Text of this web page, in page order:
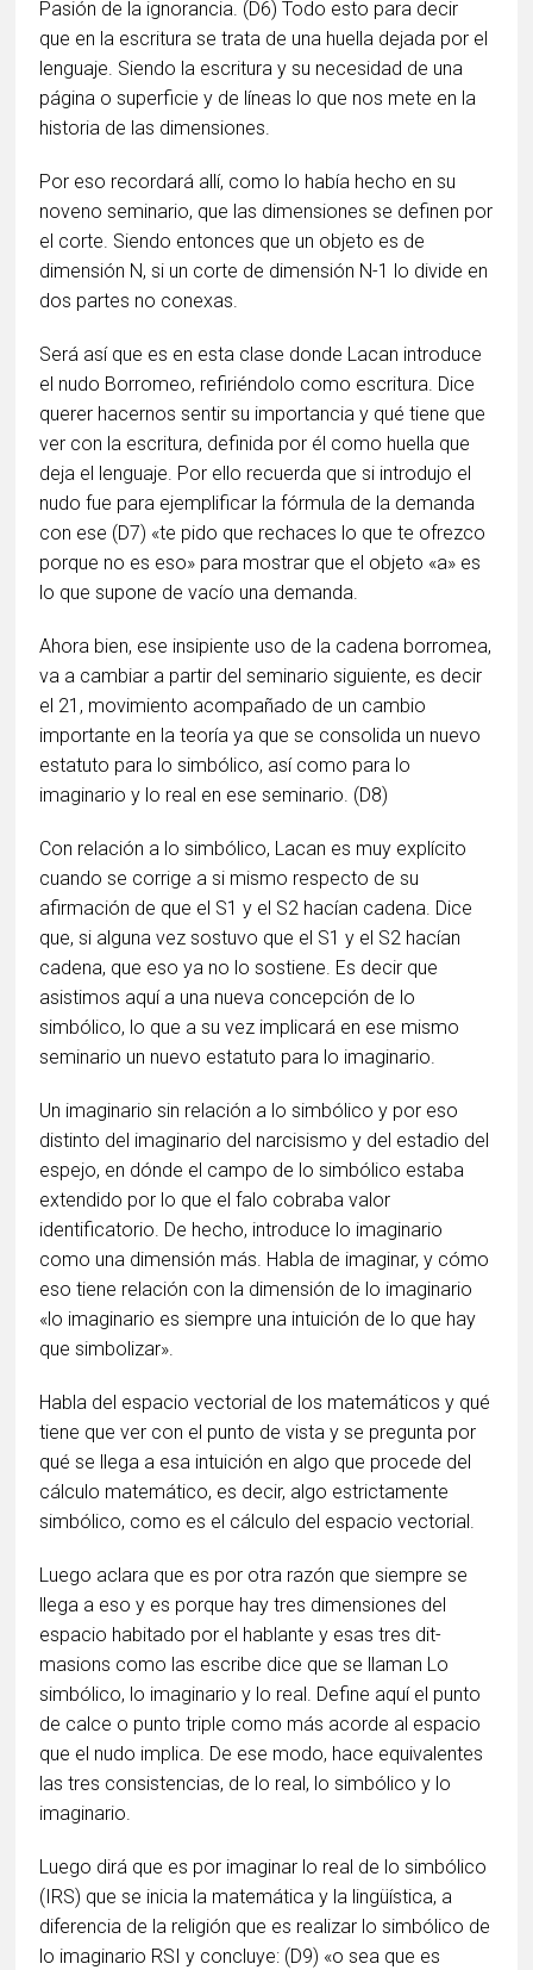
Pasión de la ignorancia. (D6) Todo esto para decir
que en la escritura se trata de una huella dejada por el
lenguaje. Siendo la escritura y su necesidad de una
página o superficie y de líneas lo que nos mete en la
historia de las dimensiones.
Por eso recordará allí, como lo había hecho en su
noveno seminario, que las dimensiones se definen por
el corte. Siendo entonces que un objeto es de
dimensión N, si un corte de dimensión N-1 lo divide en
dos partes no conexas.
Será así que es en esta clase donde Lacan introduce
el nudo Borromeo, refiriéndolo como escritura. Dice
querer hacernos sentir su importancia y qué tiene que
ver con la escritura, definida por él como huella que
deja el lenguaje. Por ello recuerda que si introdujo el
nudo fue para ejemplificar la fórmula de la demanda
con ese (D7) «te pido que rechaces lo que te ofrezco
porque no es eso» para mostrar que el objeto «a» es
lo que supone de vacío una demanda.
Ahora bien, ese insipiente uso de la cadena borromea,
va a cambiar a partir del seminario siguiente, es decir
el 21, movimiento acompañado de un cambio
importante en la teoría ya que se consolida un nuevo
estatuto para lo simbólico, así como para lo
imaginario y lo real en ese seminario. (D8)
Con relación a lo simbólico, Lacan es muy explícito
cuando se corrige a si mismo respecto de su
afirmación de que el S1 y el S2 hacían cadena. Dice
que, si alguna vez sostuvo que el S1 y el S2 hacían
cadena, que eso ya no lo sostiene. Es decir que
asistimos aquí a una nueva concepción de lo
simbólico, lo que a su vez implicará en ese mismo
seminario un nuevo estatuto para lo imaginario.
Un imaginario sin relación a lo simbólico y por eso
distinto del imaginario del narcisismo y del estadio del
espejo, en dónde el campo de lo simbólico estaba
extendido por lo que el falo cobraba valor
identificatorio. De hecho, introduce lo imaginario
como una dimensión más. Habla de imaginar, y cómo
eso tiene relación con la dimensión de lo imaginario
«lo imaginario es siempre una intuición de lo que hay
que simbolizar».
Habla del espacio vectorial de los matemáticos y qué
tiene que ver con el punto de vista y se pregunta por
qué se llega a esa intuición en algo que procede del
cálculo matemático, es decir, algo estrictamente
simbólico, como es el cálculo del espacio vectorial.
Luego aclara que es por otra razón que siempre se
llega a eso y es porque hay tres dimensiones del
espacio habitado por el hablante y esas tres dit-
masions como las escribe dice que se llaman Lo
simbólico, lo imaginario y lo real. Define aquí el punto
de calce o punto triple como más acorde al espacio
que el nudo implica. De ese modo, hace equivalentes
las tres consistencias, de lo real, lo simbólico y lo
imaginario.
Luego dirá que es por imaginar lo real de lo simbólico
(IRS) que se inicia la matemática y la lingüística, a
diferencia de la religión que es realizar lo simbólico de
lo imaginario RSI y concluye: (D9) «o sea que es